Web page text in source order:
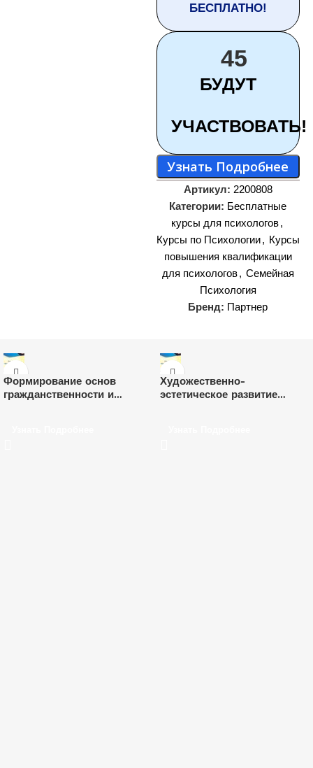
БЕСПЛАТНО!
45
БУДУТ
УЧАСТВОВАТЬ!
Узнать Подробнее
Артикул: 2200808
Категории: Бесплатные
курсы для психологов,
Курсы по Психологии, Курсы
повышения квалификации
для психологов, Семейная
Психология
Бренд: Партнер
Формирование основ
гражданственности и
Художественно-
эстетическое развитие